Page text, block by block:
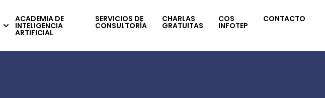
ACADEMIA DE
INTELIGENCIA
ARTIFICIAL
SERVICIOS DE
CONSULTORÍA
CHARLAS
GRATUITAS
COS
INFOTEP
CONTACTO